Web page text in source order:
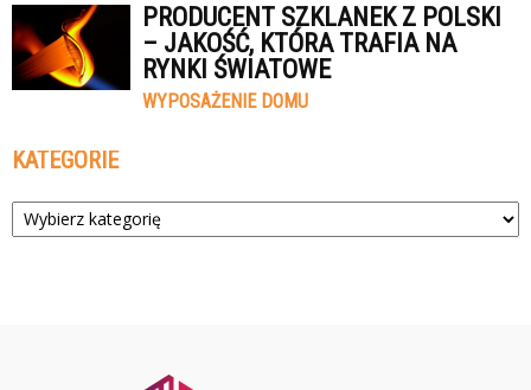
PRODUCENT SZKLANEK Z POLSKI
– JAKOŚĆ, KTÓRA TRAFIA NA
RYNKI ŚWIATOWE
WYPOSAŻENIE DOMU
KATEGORIE
Kategorie